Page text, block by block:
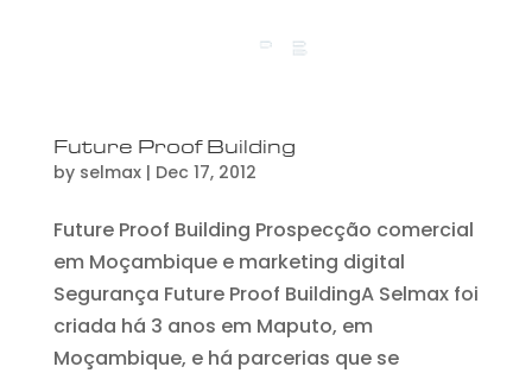
Future Proof Building
by selmax| Dec 17, 2012
Future Proof Building Prospecção comercial
em Moçambique e marketing digital
Segurança Future Proof BuildingA Selmax foi
criada há 3 anos em Maputo, em
Moçambique, e há parcerias que se